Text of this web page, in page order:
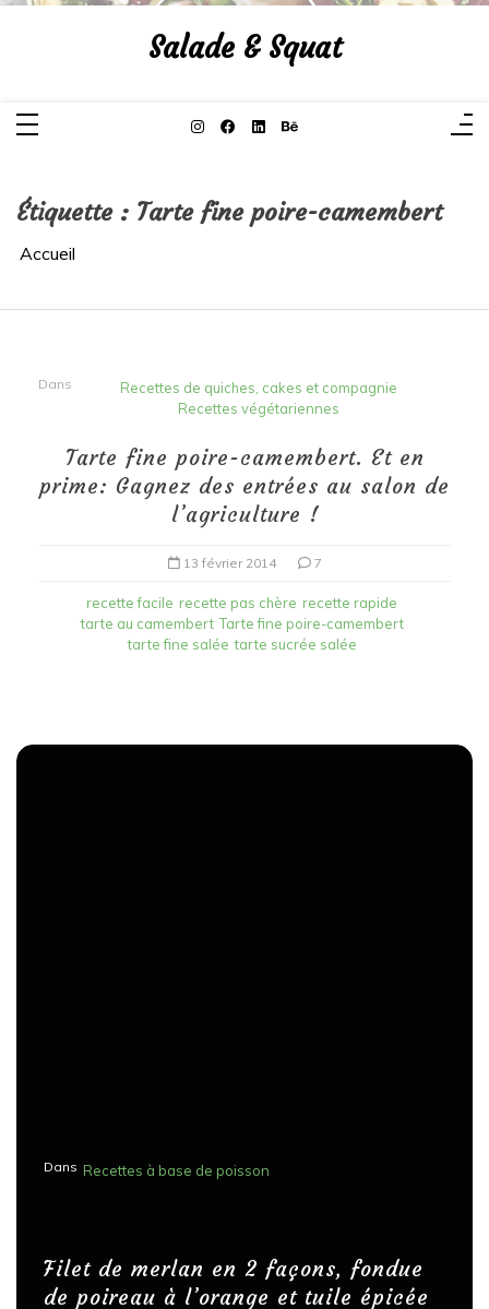
Aller
Salade & Squat
Étiquette : Tarte fine poire-camembert
Accueil
Dans
Recettes de quiches, cakes et compagnie
Recettes végétariennes
Tarte fine poire-camembert. Et en
prime: Gagnez des entrées au salon de
l’agriculture !
13 février 2014 7
recette facile recette pas chère recette rapide
tarte au camembert Tarte fine poire-camembert
tarte fine salée tarte sucrée salée
Dans Recettes à base de poisson
Filet de merlan en 2 façons, fondue
de poireau à l’orange et tuile épicée